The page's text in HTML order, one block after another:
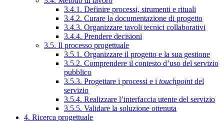
3.4.1. Definire processi, strumenti e rituali
3.4.2. Curare la documentazione di progetto
3.4.3. Organizzare tavoli tecnici collaborativi
3.4.4. Prendere decisioni
3.5. Il processo progettuale
3.5.1. Organizzare il progetto e la sua gestione
3.5.2. Comprendere il contesto d’uso del servizio
pubblico
3.5.3. Progettare i processi e i touchpointdel
servizio
3.5.4. Realizzare l’interfaccia utente del servizio
3.5.5. Validare la soluzione ottenuta
4. Ricerca progettuale